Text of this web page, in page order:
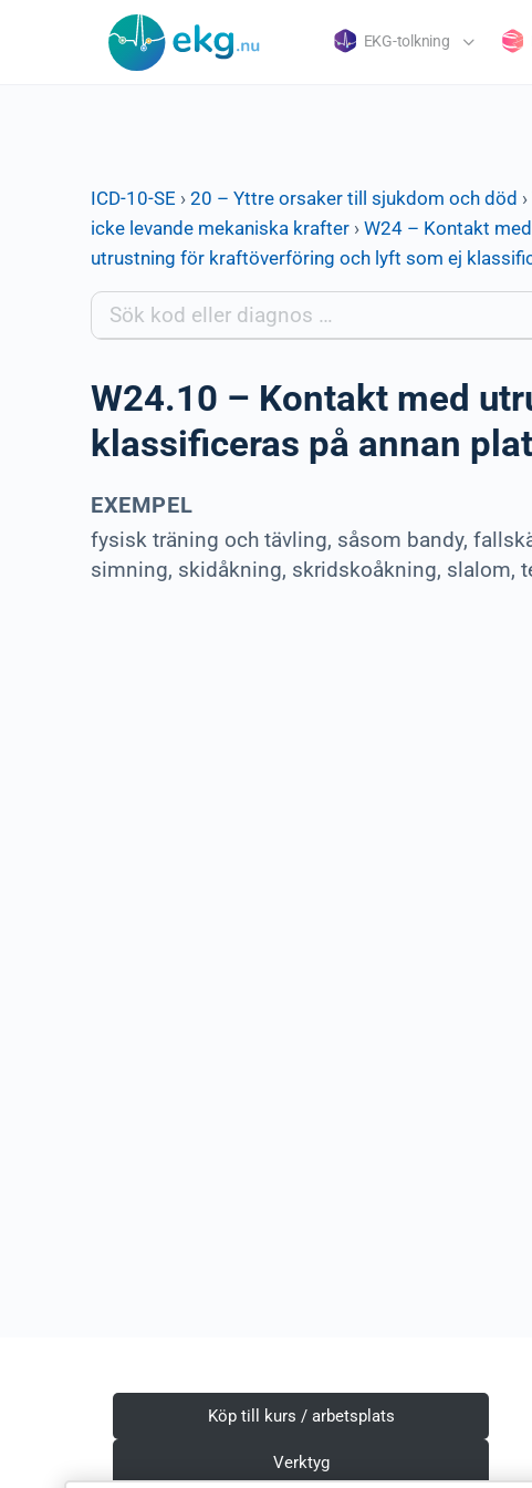
EKG-tolkning
ICD-10-SE › 20 – Yttre orsaker till sjukdom och död ›
icke levande mekaniska krafter › W24 – Kontakt
utrustning för kraftöverföring och lyft som ej
W24.10 – Kontakt med
klassificeras på annan
EXEMPEL
fysisk träning och tävling, såsom bandy,
simning, skidåkning, skridskoåkning, slalom,
Köp till kurs / arbetsplats
Verktyg